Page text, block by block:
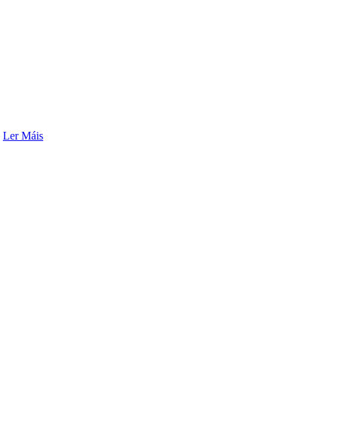
Ler Máis